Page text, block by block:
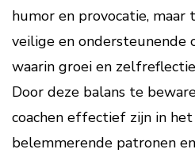
humor en provocatie,
veilige en ondersteunende
waarin groei en
Door deze balans te
coachen effectief zijn in
belemmerende patronen